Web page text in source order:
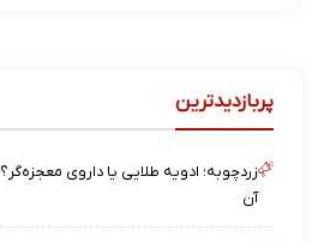
پربازدیدترین
زردچوبه؛ ادویه طلایی یا داروی
آن